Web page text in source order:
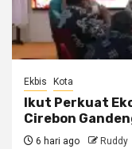
Ekbis Kota
Ikut Perkuat
Cirebon
6 hari ago Ruddy